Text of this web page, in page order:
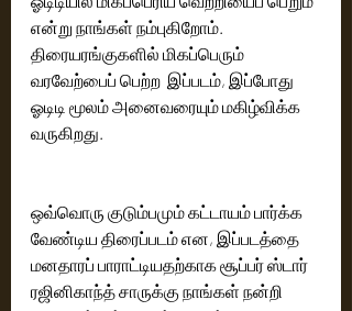
என்று நாங்கள் நம்புகிறோம்.
திரையரங்குகளில் மிகப்பெரும்
வரவேற்பைப் பெற்ற  இப்படம், இப்போது
ஓடிடி மூலம் அனைவரையும் மகிழ்விக்க
வருகிறது.
ஒவ்வொரு குடும்பமும் கட்டாயம் பார்க்க
வேண்டிய திரைப்படம் என, இப்படத்தை
மனதாரப் பாராட்டியதற்காக சூப்பர் ஸ்டார்
ரஜினிகாந்த் சாருக்கு நாங்கள் நன்றி